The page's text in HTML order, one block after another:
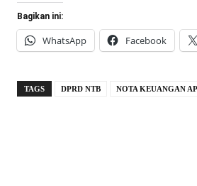
Bagikan ini:
WhatsApp Facebook
TAGS DPRD NTB NOTA KEUANGAN